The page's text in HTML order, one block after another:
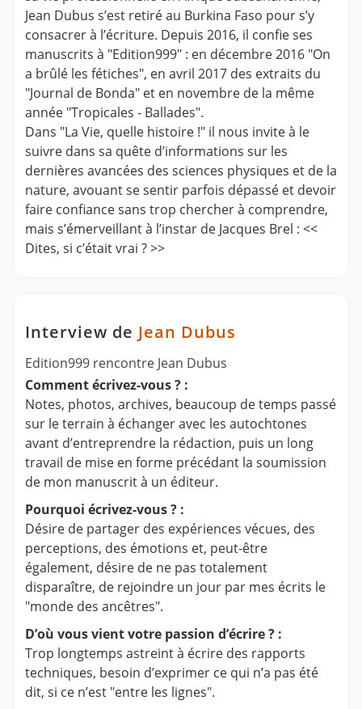
Jean Dubus s’est retiré au Burkina Faso pour s’y
consacrer à l’écriture. Depuis 2016, il confie ses
manuscrits à "Edition999" : en décembre 2016 "On
a brûlé les fétiches", en avril 2017 des extraits du
"Journal de Bonda" et en novembre de la même
année "Tropicales - Ballades".
Dans "La Vie, quelle histoire !" il nous invite à le
suivre dans sa quête d’informations sur les
dernières avancées des sciences physiques et de la
nature, avouant se sentir parfois dépassé et devoir
faire confiance sans trop chercher à comprendre,
mais s’émerveillant à l’instar de Jacques Brel : <<
Dites, si c’était vrai ? >>
Interview de Jean Dubus
Edition999 rencontre Jean Dubus
Comment écrivez-vous ? :
Notes, photos, archives, beaucoup de temps passé
sur le terrain à échanger avec les autochtones
avant d’entreprendre la rédaction, puis un long
travail de mise en forme précédant la soumission
de mon manuscrit à un éditeur.
Pourquoi écrivez-vous ? :
Désire de partager des expériences vécues, des
perceptions, des émotions et, peut-être
également, désire de ne pas totalement
disparaître, de rejoindre un jour par mes écrits le
"monde des ancêtres".
D’où vous vient votre passion d’écrire ? :
Trop longtemps astreint à écrire des rapports
techniques, besoin d’exprimer ce qui n’a pas été
dit, si ce n’est "entre les lignes".